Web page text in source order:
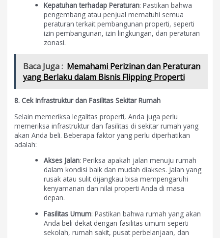
Kepatuhan terhadap Peraturan: Pastikan bahwa
pengembang atau penjual mematuhi semua
peraturan terkait pembangunan properti, seperti
izin pembangunan, izin lingkungan, dan peraturan
zonasi.
Baca Juga : Memahami Perizinan dan Peraturan
yang Berlaku dalam Bisnis Flipping Properti
8. Cek Infrastruktur dan Fasilitas Sekitar Rumah
Selain memeriksa legalitas properti, Anda juga perlu
memeriksa infrastruktur dan fasilitas di sekitar rumah yang
akan Anda beli. Beberapa faktor yang perlu diperhatikan
adalah:
Akses Jalan: Periksa apakah jalan menuju rumah
dalam kondisi baik dan mudah diakses. Jalan yang
rusak atau sulit dijangkau bisa mempengaruhi
kenyamanan dan nilai properti Anda di masa
depan.
Fasilitas Umum: Pastikan bahwa rumah yang akan
Anda beli dekat dengan fasilitas umum seperti
sekolah, rumah sakit, pusat perbelanjaan, dan